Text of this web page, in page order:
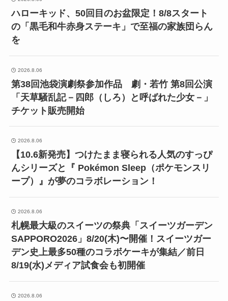
ハローキッド、50回目のお盆限定！8/8スタート
の「黒毛和牛赤身ステーキ」で至福の家族団らん
を
2026.8.06
第38回池袋演劇祭参加作品 劇・若竹 第8回公演
「天草騒乱記－四郎（しろ）と呼ばれた少女－」
チケット販売開始
2026.8.06
【10.6新発売】つけたまま寝られる人気のすっぴ
んシリーズと『 Pokémon Sleep（ポケモンスリ
ープ）』が夢のコラボレーション！
2026.8.06
札幌最大級のスイーツの祭典「スイーツガーデン
SAPPORO2026」8/20(木)〜開催！スイーツガー
デン史上最多50種のコラボケーキが集結／前日
8/19(水)メディア試食会も初開催
2026.8.06